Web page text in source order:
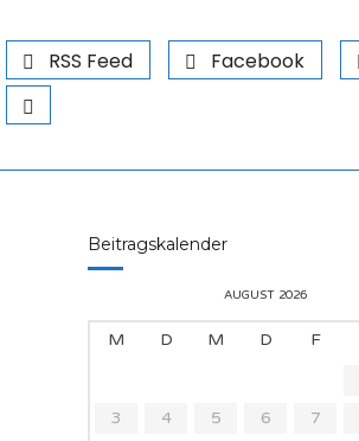
RSS Feed Facebook
Beitragskalender
AUGUST 2026
M D M D F
3
4 5 6 7